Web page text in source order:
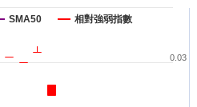
SMA50 相對強弱指數
0.03